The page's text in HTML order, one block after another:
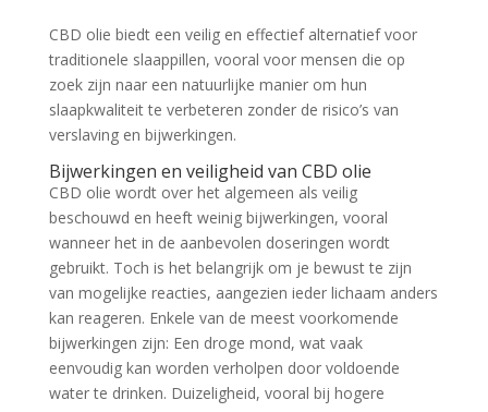
CBD olie biedt een veilig en effectief alternatief voor
traditionele slaappillen, vooral voor mensen die op
zoek zijn naar een natuurlijke manier om hun
slaapkwaliteit te verbeteren zonder de risico’s van
verslaving en bijwerkingen.
Bijwerkingen en veiligheid van CBD olie
CBD olie wordt over het algemeen als veilig
beschouwd en heeft weinig bijwerkingen, vooral
wanneer het in de aanbevolen doseringen wordt
gebruikt. Toch is het belangrijk om je bewust te zijn
van mogelijke reacties, aangezien ieder lichaam anders
kan reageren. Enkele van de meest voorkomende
bijwerkingen zijn: Een droge mond, wat vaak
eenvoudig kan worden verholpen door voldoende
water te drinken. Duizeligheid, vooral bij hogere